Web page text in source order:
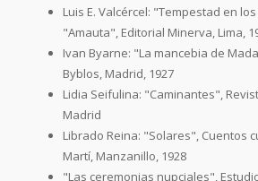
Luis E. Valcércel: "Tempestad en
"Amauta", Editorial Minerva, Lima,
Ivan Byarne: "La mancebia de
Byblos, Madrid, 1927
Lidia Seifulina: "Caminantes",
Madrid
Librado Reina: "Solares", Cuentos
Martí, Manzanillo, 1928
"Las ceremonias nupciales",